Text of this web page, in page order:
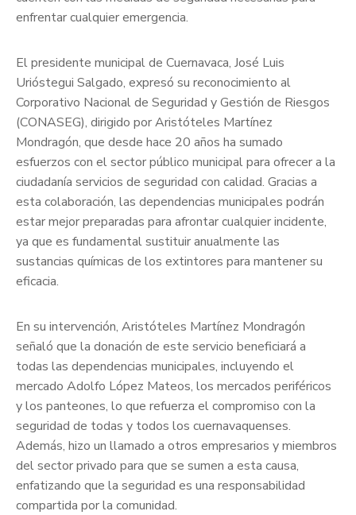
enfrentar cualquier emergencia.
El presidente municipal de Cuernavaca, José Luis
Urióstegui Salgado, expresó su reconocimiento al
Corporativo Nacional de Seguridad y Gestión de Riesgos
(CONASEG), dirigido por Aristóteles Martínez
Mondragón, que desde hace 20 años ha sumado
esfuerzos con el sector público municipal para ofrecer a la
ciudadanía servicios de seguridad con calidad. Gracias a
esta colaboración, las dependencias municipales podrán
estar mejor preparadas para afrontar cualquier incidente,
ya que es fundamental sustituir anualmente las
sustancias químicas de los extintores para mantener su
eficacia.
En su intervención, Aristóteles Martínez Mondragón
señaló que la donación de este servicio beneficiará a
todas las dependencias municipales, incluyendo el
mercado Adolfo López Mateos, los mercados periféricos
y los panteones, lo que refuerza el compromiso con la
seguridad de todas y todos los cuernavaquenses.
Además, hizo un llamado a otros empresarios y miembros
del sector privado para que se sumen a esta causa,
enfatizando que la seguridad es una responsabilidad
compartida por la comunidad.